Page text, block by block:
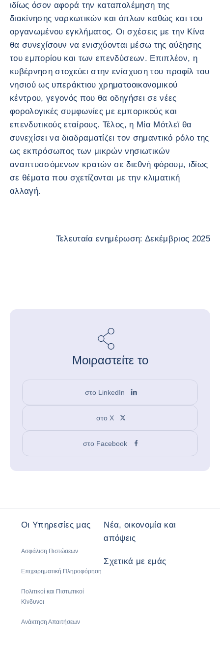
ιδίως όσον αφορά την καταπολέμηση της
διακίνησης ναρκωτικών και όπλων καθώς και του
οργανωμένου εγκλήματος. Οι σχέσεις με την Κίνα
θα συνεχίσουν να ενισχύονται μέσω της αύξησης
του εμπορίου και των επενδύσεων. Επιπλέον, η
κυβέρνηση στοχεύει στην ενίσχυση του προφίλ του
νησιού ως υπεράκτιου χρηματοοικονομικού
κέντρου, γεγονός που θα οδηγήσει σε νέες
φορολογικές συμφωνίες με εμπορικούς και
επενδυτικούς εταίρους. Τέλος, η Μία Μότλεϊ θα
συνεχίσει να διαδραματίζει τον σημαντικό ρόλο της
ως εκπρόσωπος των μικρών νησιωτικών
αναπτυσσόμενων κρατών σε διεθνή φόρουμ, ιδίως
σε θέματα που σχετίζονται με την κλιματική
αλλαγή.
Τελευταία ενημέρωση: Δεκέμβριος 2025
Μοιραστείτε το
στο LinkedIn
στο X
στο Facebook
Οι Υπηρεσίες μας
Ασφάλιση Πιστώσεων
Επιχειρηματική Πληροφόρηση
Πολιτικοί και Πιστωτικοί
Κίνδυνοι
Ανάκτηση Απαιτήσεων
Νέα, οικονομία και
απόψεις
Σχετικά με εμάς